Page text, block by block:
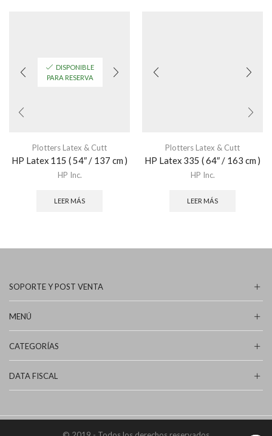
DISPONIBLE
PARA RESERVA
Plotters Latex & Cutt
HP Latex 115 ( 54″ / 137 cm )
HP Inc.
LEER MÁS
Plotters Latex & Cutt
HP Latex 335 ( 64″ / 163 cm )
HP Inc.
LEER MÁS
SOPORTE Y POST VENTA
MENÚ
CATEGORÍAS
DATA FISCAL